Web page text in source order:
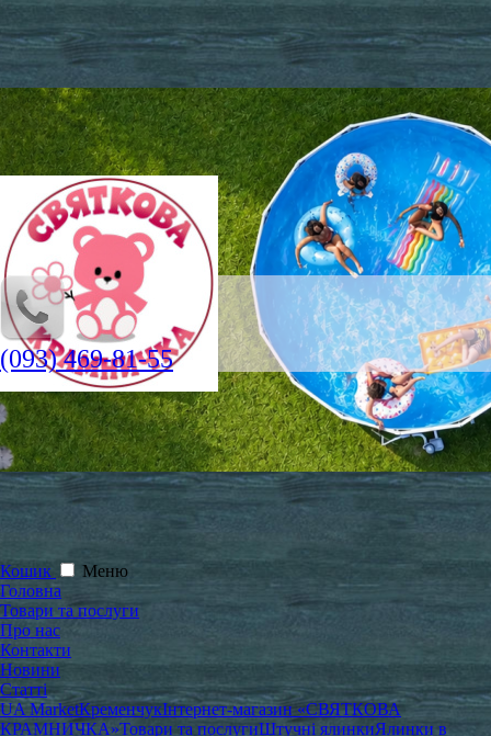
(093) 469-81-55
Кошик
Меню
Головна
Товари та послуги
Про нас
Контакти
Новини
Статті
UA MarketКременчукІнтернет-магазин «СВЯТКОВА
КРАМНИЧКА»Товари та послугиШтучні ялинкиЯлинки в